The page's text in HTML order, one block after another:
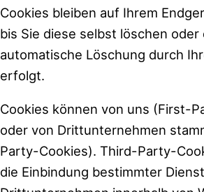
Cookies bleiben auf Ihrem
bis Sie diese selbst löschen oder
automatische Löschung durch
erfolgt.
Cookies können von uns (First-
oder von Drittunternehmen
Party-Cookies). Third-Party-
die Einbindung bestimmter